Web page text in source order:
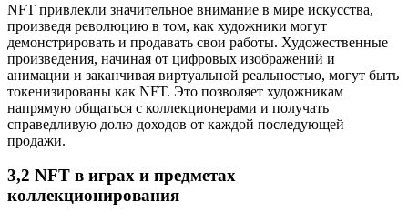
NFT привлекли значительное внимание в мире искусства,
произведя революцию в том, как художники могут
демонстрировать и продавать свои работы. Художественные
произведения, начиная от цифровых изображений и
анимации и заканчивая виртуальной реальностью, могут быть
токенизированы как NFT. Это позволяет художникам
напрямую общаться с коллекционерами и получать
справедливую долю доходов от каждой последующей
продажи.
3,2 NFT в играх и предметах
коллекционирования